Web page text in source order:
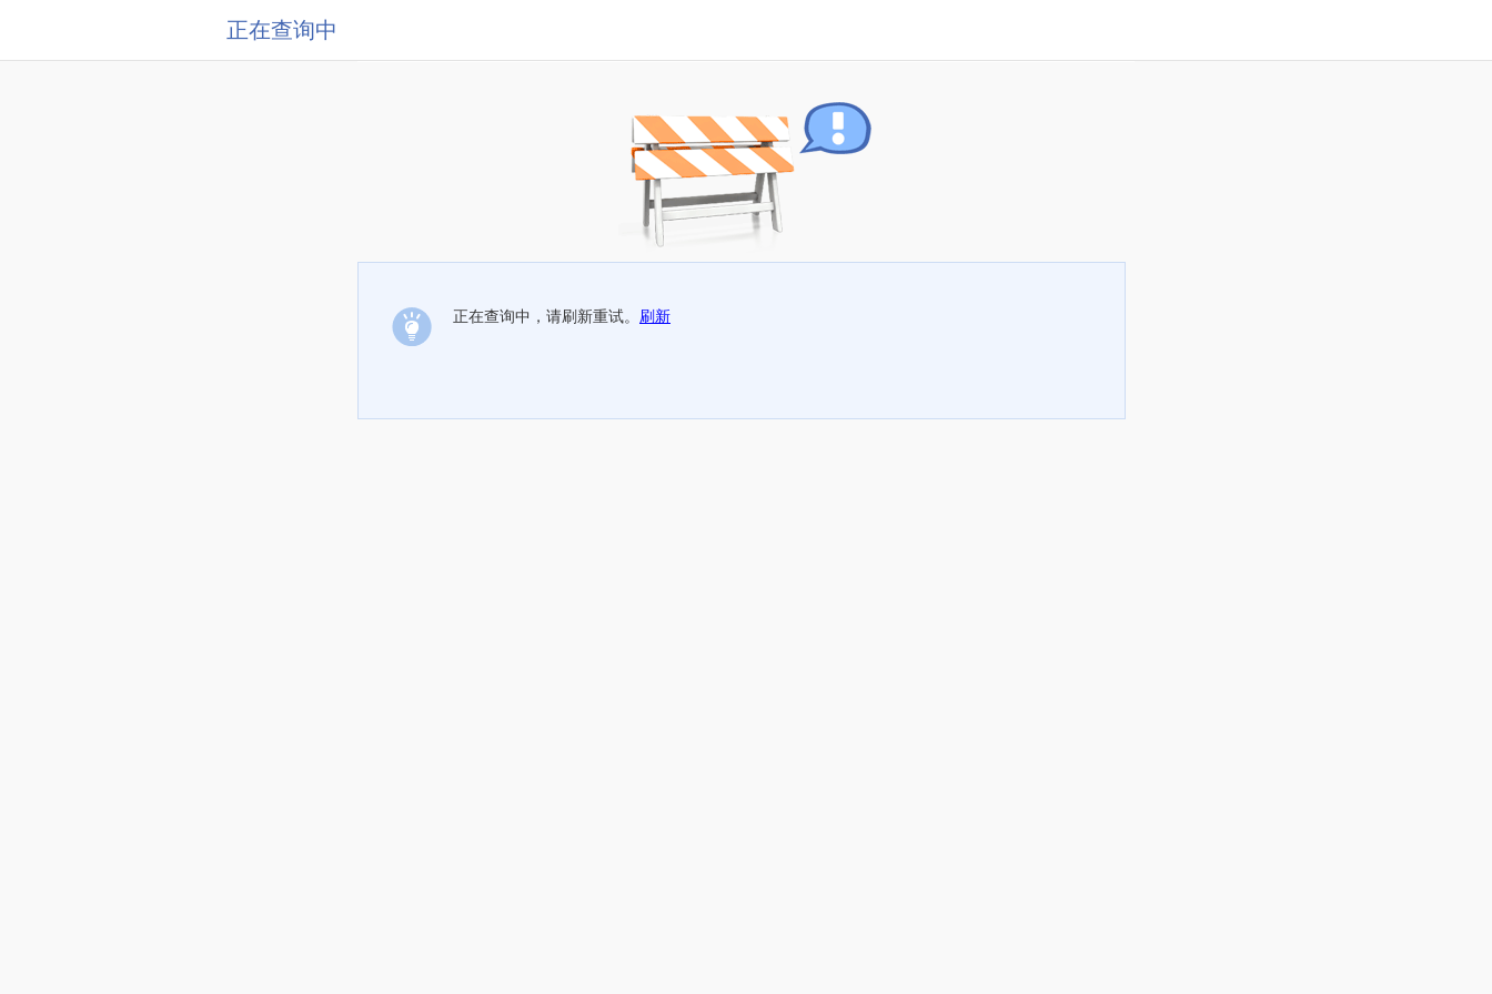
正在查询中
正在查询中，请刷新重试。 刷新